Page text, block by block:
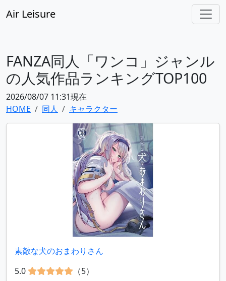
Air Leisure
FANZA同人「ワンコ」ジャンル
の人気作品ランキングTOP100
2026/08/07 11:31現在
HOME
同人 キャラクター
素敵な犬のおまわりさん
5.0
（5）